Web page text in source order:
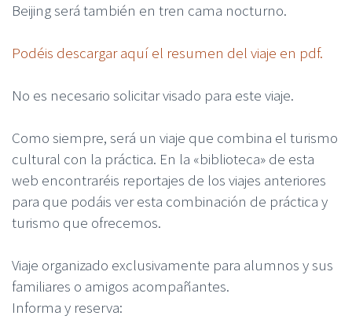
Beijing será también en tren cama nocturno.
Podéis descargar aquí el resumen del viaje en pdf.
No es necesario solicitar visado para este viaje.
Como siempre, será un viaje que combina el turismo
cultural con la práctica. En la «biblioteca» de esta
web encontraréis reportajes de los viajes anteriores
para que podáis ver esta combinación de práctica y
turismo que ofrecemos.
Viaje organizado exclusivamente para alumnos y sus
familiares o amigos acompañantes.
Informa y reserva: